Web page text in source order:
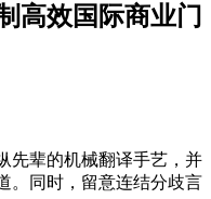
高效国际商业门
辈的机械翻译手艺，并
。同时，留意连结分歧言